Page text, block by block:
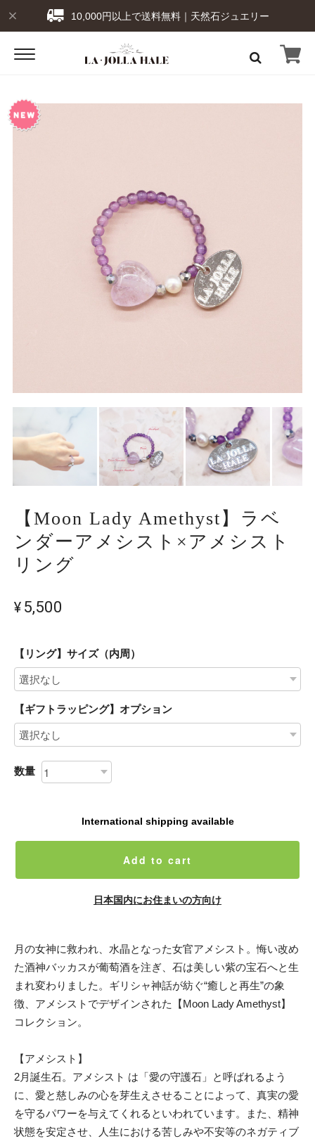
10,000円以上で送料無料｜天然石ジュエリー
【Moon Lady Amethyst】ラベ
ンダーアメシスト×アメシスト
リング
¥5,500
【リング】サイズ（内周）
【ギフトラッピング】オプション
数量
International shipping available
Add to cart
日本国内にお住まいの方向け
月の女神に救われ、水晶となった女官アメシスト。悔い改め
た酒神バッカスが葡萄酒を注ぎ、石は美しい紫の宝石へと生
まれ変わりました。ギリシャ神話が紡ぐ“癒しと再生”の象
徴、アメシストでデザインされた【Moon Lady Amethyst】
コレクション。
【アメシスト】
2月誕生石。アメシスト は「愛の守護石」と呼ばれるよう
に、愛と慈しみの心を芽生えさせることによって、真実の愛
を守るパワーを与えてくれるといわれています。また、精神
状態を安定させ、人生における苦しみや不安等のネガティブ